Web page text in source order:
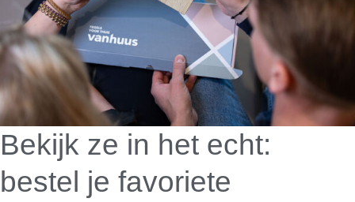
Bekijk ze in het echt:
bestel je favoriete